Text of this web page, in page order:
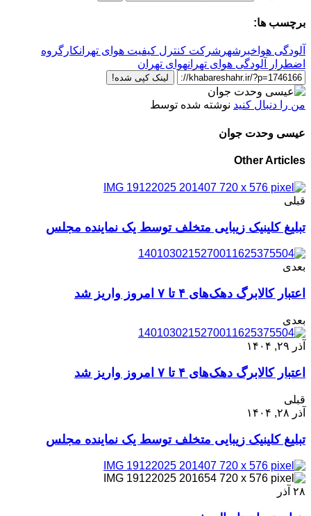
برچسب ها:
آلودگی هوا خبرشهر شرکت کنترل کیفیت هوای تهرانکارگروه
اضطرار آلودگی هوای تهرانهوای تهران
لینک کپی شده!
من را دنبال کنید نوشته شده توسط
عیسی وحدت جوان
Other Articles
قبلی
تبلیغ کلینیک زیبایی متخلف توسط یک نماینده مجلس
بعدی
اعتبار کالابرگ دهک‌های ۴ تا ۷ امروز واریز شد
بعدی
آذر ۲۹, ۱۴۰۴
اعتبار کالابرگ دهک‌های ۴ تا ۷ امروز واریز شد
قبلی
آذر ۲۸, ۱۴۰۴
تبلیغ کلینیک زیبایی متخلف توسط یک نماینده مجلس
۲۸ آذر